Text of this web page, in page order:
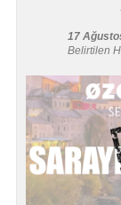
17
Belirtilen